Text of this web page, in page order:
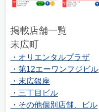
掲載店舗一覧
末広町
・オリエンタルプラザ
・第12エーワンフジビル
・末広銀座
・三丁目ビル
・その他個別店舗、ビル